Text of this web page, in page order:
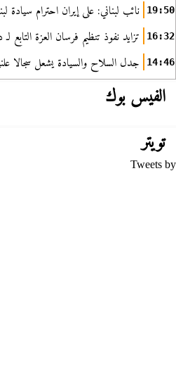
19:50 نائب لبناني: على إيران احترام سيادة
16:32 تزايد نفوذ تنظيم فرسان العزة
14:46 جدل السلاح والسيادة يشعل سجالا
الفيس بوك
تويتر
Tweets by